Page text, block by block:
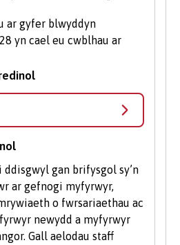
ar gyfer blwyddyn
yn cael eu cwblhau ar
ddisgwyl gan brifysgol sy’n
ar gefnogi myfyrwyr,
o fwrsariaethau ac
newydd a myfyrwyr
Gall aelodau staff